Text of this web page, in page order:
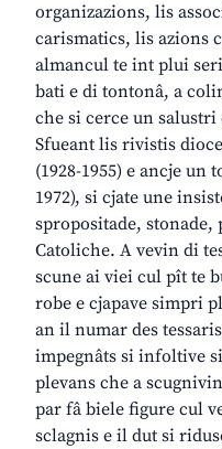
organizazions, lis
carismatics, lis azions
almancul te int plui
bati e di tontonâ, a
che si cerce un
Sfueant lis rivistis
(1928-1955) e ancje un
1972), si cjate une
spropositade, stonade,
Catoliche. A vevin di
scune ai viei cul pît te
robe e cjapave simpri
an il numar des
impegnâts si infoltive
plevans che a
par fâ biele figure cul
sclagnis e il dut si